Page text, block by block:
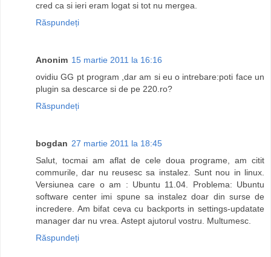
cred ca si ieri eram logat si tot nu mergea.
Răspundeți
Anonim 15 martie 2011 la 16:16
ovidiu GG pt program ,dar am si eu o intrebare:poti face un
plugin sa descarce si de pe 220.ro?
Răspundeți
bogdan 27 martie 2011 la 18:45
Salut, tocmai am aflat de cele doua programe, am citit
commurile, dar nu reusesc sa instalez. Sunt nou in linux.
Versiunea care o am : Ubuntu 11.04. Problema: Ubuntu
software center imi spune sa instalez doar din surse de
incredere. Am bifat ceva cu backports in settings-updatate
manager dar nu vrea. Astept ajutorul vostru. Multumesc.
Răspundeți